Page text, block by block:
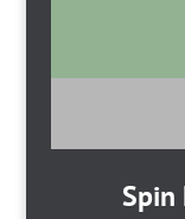
Spin